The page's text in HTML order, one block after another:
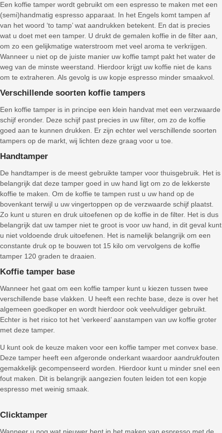
Een koffie tamper wordt gebruikt om een espresso te maken met een
(semi)handmatig espresso apparaat. In het Engels komt tampen af
van het woord ‘to tamp’ wat aandrukken betekent. En dat is precies
wat u doet met een tamper. U drukt de gemalen koffie in de filter aan,
om zo een gelijkmatige waterstroom met veel aroma te verkrijgen.
Wanneer u niet op de juiste manier uw koffie tampt pakt het water de
weg van de minste weerstand. Hierdoor krijgt uw koffie niet de kans
om te extraheren. Als gevolg is uw kopje espresso minder smaakvol.
Verschillende soorten koffie tampers
Een koffie tamper is in principe een klein handvat met een verzwaarde
schijf eronder. Deze schijf past precies in uw filter, om zo de koffie
goed aan te kunnen drukken. Er zijn echter wel verschillende soorten
tampers op de markt, wij lichten deze graag voor u toe.
Handtamper
De handtamper is de meest gebruikte tamper voor thuisgebruik. Het is
belangrijk dat deze tamper goed in uw hand ligt om zo de lekkerste
koffie te maken. Om de koffie te tampen rust u uw hand op de
bovenkant terwijl u uw vingertoppen op de verzwaarde schijf plaatst.
Zo kunt u sturen en druk uitoefenen op de koffie in de filter. Het is dus
belangrijk dat uw tamper niet te groot is voor uw hand, in dit geval kunt
u niet voldoende druk uitoefenen. Het is namelijk belangrijk om een
constante druk op te bouwen tot 15 kilo om vervolgens de koffie
tamper 120 graden te draaien.
Koffie tamper base
Wanneer het gaat om een koffie tamper kunt u kiezen tussen twee
verschillende base vlakken. U heeft een rechte base, deze is over het
algemeen goedkoper en wordt hierdoor ook veelvuldiger gebruikt.
Echter is het risico tot het ‘verkeerd’ aanstampen van uw koffie groter
met deze tamper.
U kunt ook de keuze maken voor een koffie tamper met convex base.
Deze tamper heeft een afgeronde onderkant waardoor aandrukfouten
gemakkelijk gecompenseerd worden. Hierdoor kunt u minder snel een
fout maken. Dit is belangrijk aangezien fouten leiden tot een kopje
espresso met weinig smaak.
Clicktamper
Wanneer u nog wat nieuwer bent in het maken van espresso met de